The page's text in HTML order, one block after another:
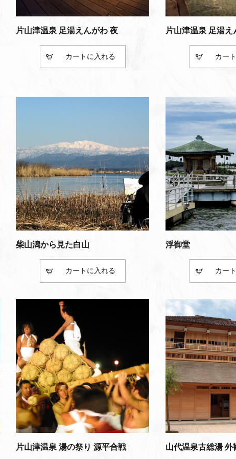
片山津温泉 足湯えんがわ 夜
カート
片山津温泉 足湯え
カート
柴山潟から見た白山
カート
浮御堂
カート
片山津温泉 湯の祭り 源平合戦 山代温泉古総湯 外